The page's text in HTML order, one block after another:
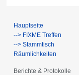
Hauptseite
--> FIXME Treffen
--> Stammtisch
Räumlichkeiten
Berichte & Protokolle